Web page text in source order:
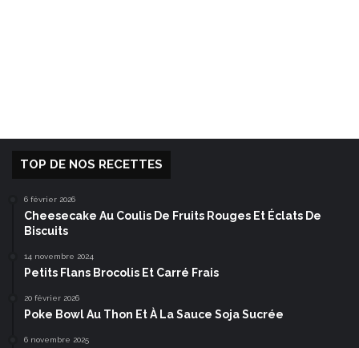
TOP DE NOS RECETTES
6 février 2026
Cheesecake Au Coulis De Fruits Rouges Et Éclats De
Biscuits
14 novembre 2024
Petits Flans Brocolis Et Carré Frais
20 février 2026
Poke Bowl Au Thon Et À La Sauce Soja Sucrée
6 novembre 2025